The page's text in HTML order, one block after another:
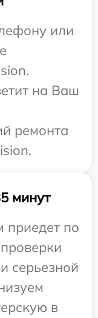
или
на Ваш
ремонта
минут
приедет по
серьезной
в